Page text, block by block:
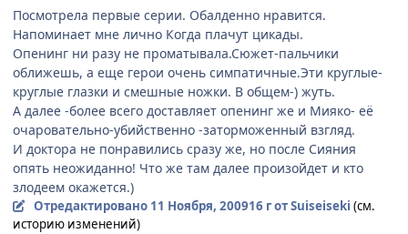
Посмотрела первые серии. Обалденно нравится.
Напоминает мне лично Когда плачут цикады.
Опенинг ни разу не проматывала.Сюжет-пальчики
оближешь, а еще герои очень симпатичные.Эти круглые-
круглые глазки и смешные ножки. В общем-) жуть.
А далее -более всего доставляет опенинг же и Мияко- её
очаровательно-убийственно -заторможенный взгляд.
И доктора не понравились сразу же, но после Сияния
опять неожиданно! Что же там далее произойдет и кто
злодеем окажется.)
Отредактировано 11 Ноября, 200916 гот Suiseiseki (см.
историю изменений)